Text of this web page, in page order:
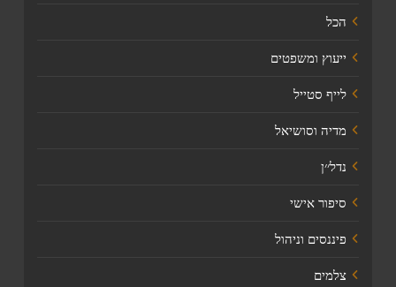
הכל
ייעוץ ומשפטים
לייף סטייל
מדיה וסושיאל
נדל׳׳ן
סיפור אישי
פיננסים וניהול
צלמים